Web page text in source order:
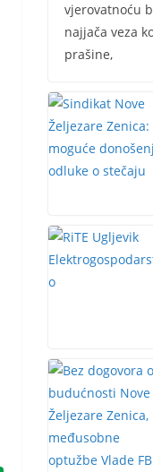
vjerovatnoću
najjača veza
prašine,